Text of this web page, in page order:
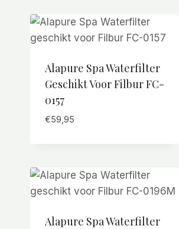
Alapure Spa Waterfilter
Geschikt Voor Filbur FC-
0157
€59,95
Alapure Spa Waterfilter